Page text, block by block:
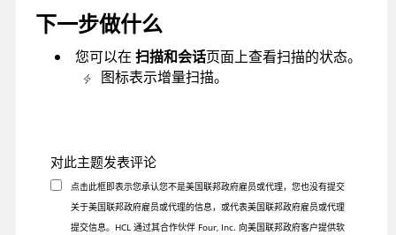
下一步做什么
您可以在 扫描和会话页面上查看扫描的状态。
图标表示增量扫描。
对此主题发表评论
点击此框即表示您承认您不是美国联邦政府雇员或代理，您也没有提交
关于美国联邦政府雇员或代理的信息，或代表美国联邦政府雇员或代理
提交信息。HCL 通过其合作伙伴 Four, Inc. 向美国联邦政府客户提供软